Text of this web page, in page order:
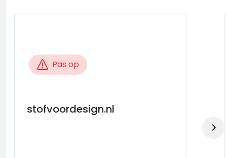
Pas op
stofvoordesign.nl